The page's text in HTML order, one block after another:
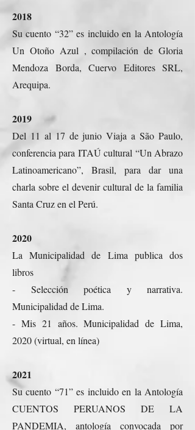
2018
Su cuento “32” es incluido en la Antología
Un Otoño Azul , compilación de Gloria
Mendoza Borda, Cuervo Editores SRL,
Arequipa.
2019
Del 11 al 17 de junio Viaja a São Paulo,
conferencia para ITAÚ cultural “Un Abrazo
Latinoamericano”, Brasil, para dar una
charla sobre el devenir cultural de la familia
Santa Cruz en el Perú.
2020
La Municipalidad de Lima publica dos
libros
- Selección poética y narrativa.
Municipalidad de Lima.
- Mis 21 años. Municipalidad de Lima,
2020 (virtual, en línea)
2021
Su cuento “71” es incluido en la Antología
CUENTOS PERUANOS DE LA
PANDEMIA, antología convocada por